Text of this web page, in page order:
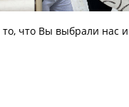
что Вы выбрали нас